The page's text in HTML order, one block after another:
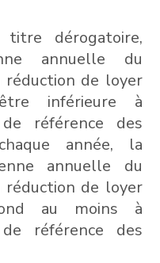
dérogatoire,
annuelle du
de loyer
inférieure à
référence des
année, la
annuelle du
de loyer
au moins à
référence des